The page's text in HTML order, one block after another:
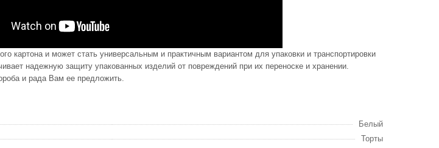
картона и может стать универсальным и практичным вариантом для упаковки и транспортировки
надежную защиту упакованных изделий от повреждений при их переноске и хранении.
и рада Вам ее предложить.
Белый
Торты